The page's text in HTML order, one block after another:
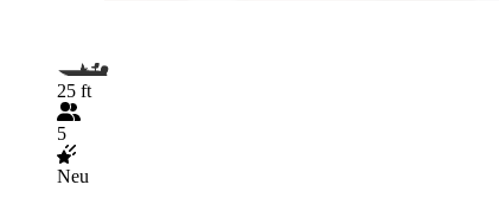
25 ft
5
Neu